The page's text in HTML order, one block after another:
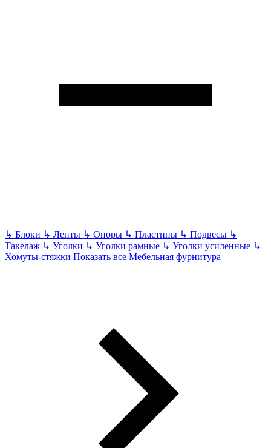
↳ Блоки ↳ Ленты ↳ Опоры ↳ Пластины ↳ Подвесы ↳
Такелаж ↳ Уголки ↳ Уголки рамные ↳ Уголки усиленные ↳
Хомуты-стяжки Показать все Мебельная фурнитура